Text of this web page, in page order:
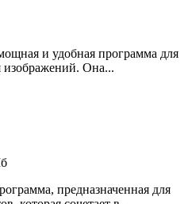
и удобная программа для
изображений. Она...
предназначенная для